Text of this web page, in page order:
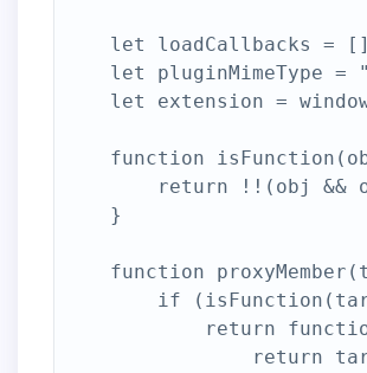
let loadCallbacks =
let pluginMimeType =
let extension =
function
return !!(obj &&
    }
function
if
return
return